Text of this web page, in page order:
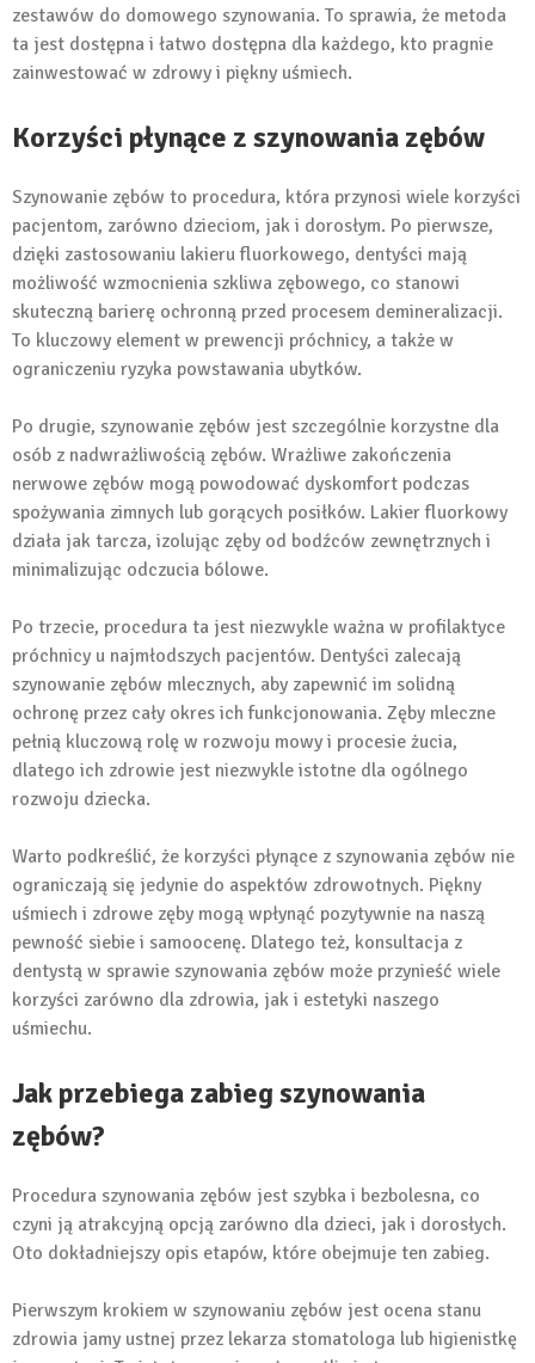
zestawów do domowego szynowania. To sprawia, że metoda
ta jest dostępna i łatwo dostępna dla każdego, kto pragnie
zainwestować w zdrowy i piękny uśmiech.
Korzyści płynące z szynowania zębów
Szynowanie zębów to procedura, która przynosi wiele korzyści
pacjentom, zarówno dzieciom, jak i dorosłym. Po pierwsze,
dzięki zastosowaniu lakieru fluorkowego, dentyści mają
możliwość wzmocnienia szkliwa zębowego, co stanowi
skuteczną barierę ochronną przed procesem demineralizacji.
To kluczowy element w prewencji próchnicy, a także w
ograniczeniu ryzyka powstawania ubytków.
Po drugie, szynowanie zębów jest szczególnie korzystne dla
osób z nadwrażliwością zębów. Wrażliwe zakończenia
nerwowe zębów mogą powodować dyskomfort podczas
spożywania zimnych lub gorących posiłków. Lakier fluorkowy
działa jak tarcza, izolując zęby od bodźców zewnętrznych i
minimalizując odczucia bólowe.
Po trzecie, procedura ta jest niezwykle ważna w profilaktyce
próchnicy u najmłodszych pacjentów. Dentyści zalecają
szynowanie zębów mlecznych, aby zapewnić im solidną
ochronę przez cały okres ich funkcjonowania. Zęby mleczne
pełnią kluczową rolę w rozwoju mowy i procesie żucia,
dlatego ich zdrowie jest niezwykle istotne dla ogólnego
rozwoju dziecka.
Warto podkreślić, że korzyści płynące z szynowania zębów nie
ograniczają się jedynie do aspektów zdrowotnych. Piękny
uśmiech i zdrowe zęby mogą wpłynąć pozytywnie na naszą
pewność siebie i samoocenę. Dlatego też, konsultacja z
dentystą w sprawie szynowania zębów może przynieść wiele
korzyści zarówno dla zdrowia, jak i estetyki naszego
uśmiechu.
Jak przebiega zabieg szynowania
zębów?
Procedura szynowania zębów jest szybka i bezbolesna, co
czyni ją atrakcyjną opcją zarówno dla dzieci, jak i dorosłych.
Oto dokładniejszy opis etapów, które obejmuje ten zabieg.
Pierwszym krokiem w szynowaniu zębów jest ocena stanu
zdrowia jamy ustnej przez lekarza stomatologa lub higienistkę